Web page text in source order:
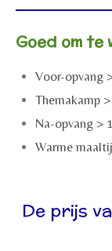
Goed om te
Voor-opvang
Themakamp
Na-opvang >
Warme
De prijs